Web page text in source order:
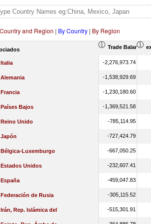
and Region | By Country | By Region
Trade Balance
Italia -2,276,973.74
Alemania -1,538,929.69
Francia -1,230,180.60
Países Bajos -1,369,521.58
Reino Unido -785,114.95
Japón -727,424.79
Bélgica-Luxemburgo -667,050.25
Estados Unidos -232,607.41
España -459,047.83
Federación de Rusia -305,115.52
Irán, Rep. Islámica del -515,301.91